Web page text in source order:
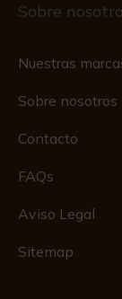
Sobre
Nuestras
Sobre nosotros
Contacto
FAQs
Aviso Legal
Sitemap